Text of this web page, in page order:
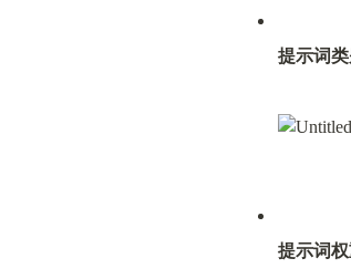
提示词
提示词权